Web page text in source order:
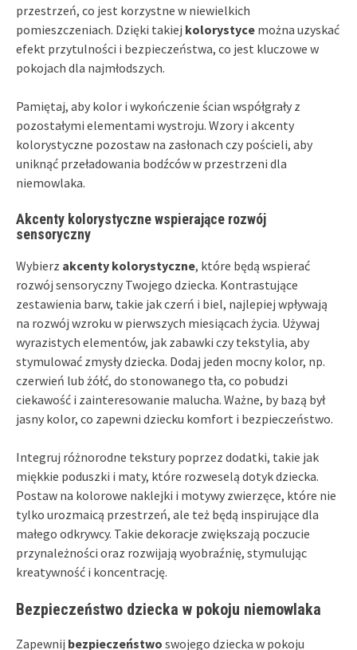
przestrzeń, co jest korzystne w niewielkich
pomieszczeniach. Dzięki takiej kolorystyce można uzyskać
efekt przytulności i bezpieczeństwa, co jest kluczowe w
pokojach dla najmłodszych.
Pamiętaj, aby kolor i wykończenie ścian współgrały z
pozostałymi elementami wystroju. Wzory i akcenty
kolorystyczne pozostaw na zasłonach czy pościeli, aby
uniknąć przeładowania bodźców w przestrzeni dla
niemowlaka.
Akcenty kolorystyczne wspierające rozwój
sensoryczny
Wybierz akcenty kolorystyczne, które będą wspierać
rozwój sensoryczny Twojego dziecka. Kontrastujące
zestawienia barw, takie jak czerń i biel, najlepiej wpływają
na rozwój wzroku w pierwszych miesiącach życia. Używaj
wyrazistych elementów, jak zabawki czy tekstylia, aby
stymulować zmysły dziecka. Dodaj jeden mocny kolor, np.
czerwień lub żółć, do stonowanego tła, co pobudzi
ciekawość i zainteresowanie malucha. Ważne, by bazą był
jasny kolor, co zapewni dziecku komfort i bezpieczeństwo.
Integruj różnorodne tekstury poprzez dodatki, takie jak
miękkie poduszki i maty, które rozweselą dotyk dziecka.
Postaw na kolorowe naklejki i motywy zwierzęce, które nie
tylko urozmaicą przestrzeń, ale też będą inspirujące dla
małego odkrywcy. Takie dekoracje zwiększają poczucie
przynależności oraz rozwijają wyobraźnię, stymulując
kreatywność i koncentrację.
Bezpieczeństwo dziecka w pokoju niemowlaka
Zapewnij bezpieczeństwo swojego dziecka w pokoju